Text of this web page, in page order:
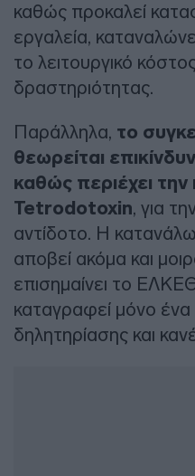
καθώς προκαλεί
εργαλεία,
το λειτουργικό
δραστηριότητας.
Παράλληλα, το
θεωρείται
καθώς περιέχει την
Tetrodotoxin, για
αντίδοτο. Η
αποβεί ακόμα και
επισημαίνει το
καταγραφεί μόνο ένα
δηλητηρίασης και